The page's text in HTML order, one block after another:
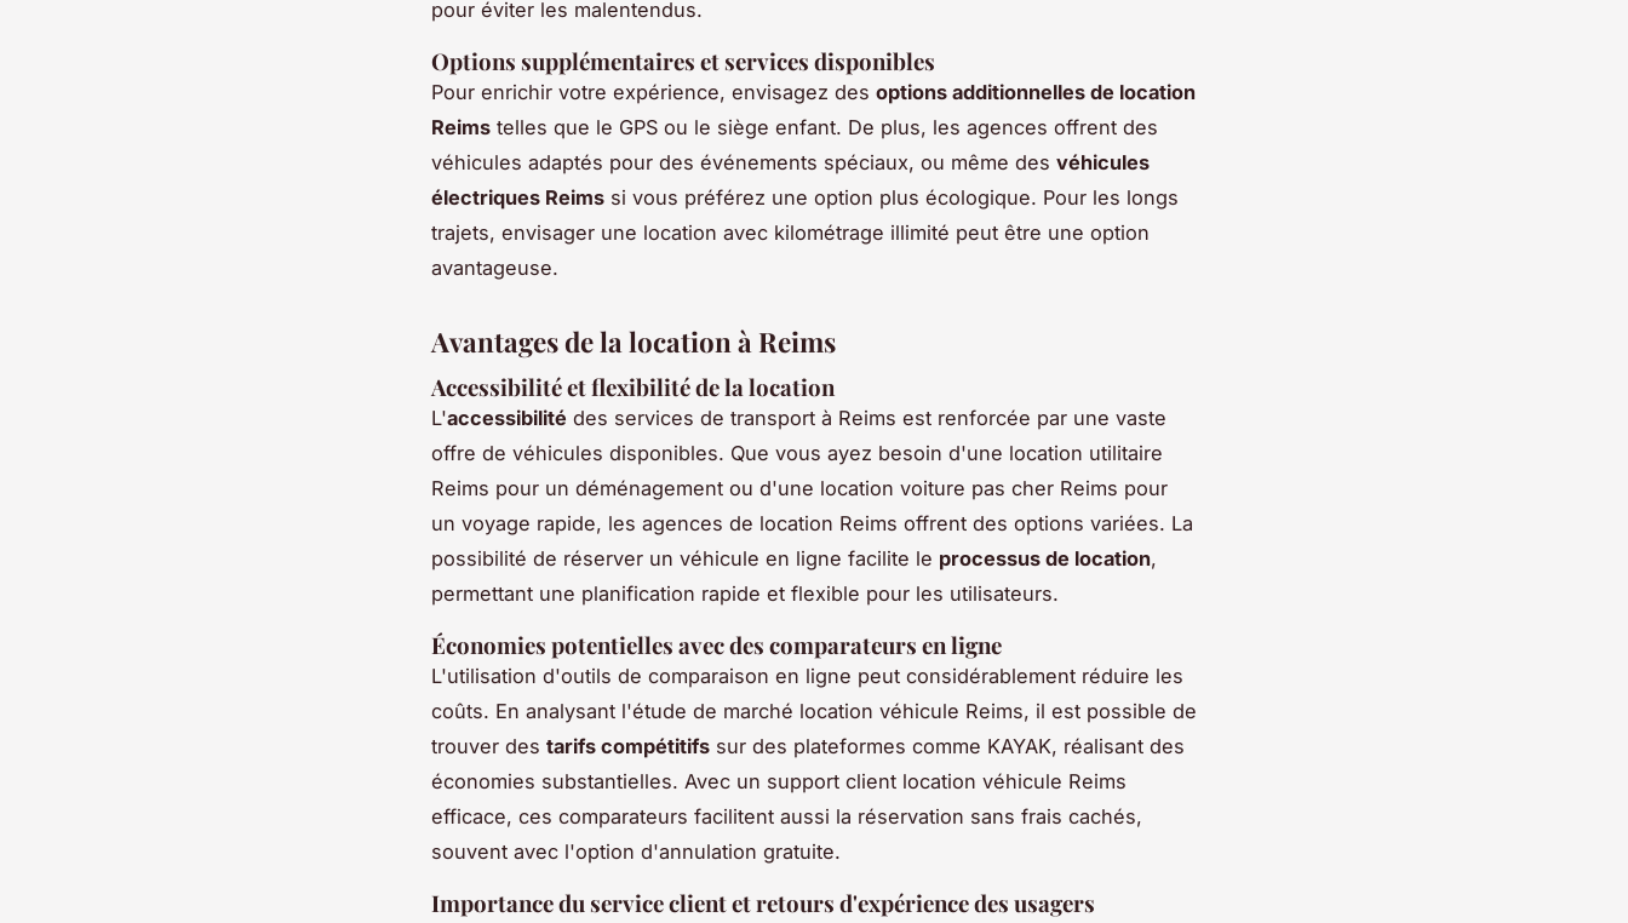
pour éviter les malentendus.
Options supplémentaires et services disponibles
Pour enrichir votre expérience, envisagez des options additionnelles de location
Reims telles que le GPS ou le siège enfant. De plus, les agences offrent des
véhicules adaptés pour des événements spéciaux, ou même des véhicules
électriques Reims si vous préférez une option plus écologique. Pour les longs
trajets, envisager une location avec kilométrage illimité peut être une option
avantageuse.
Avantages de la location à Reims
Accessibilité et flexibilité de la location
L'accessibilité des services de transport à Reims est renforcée par une vaste
offre de véhicules disponibles. Que vous ayez besoin d'une location utilitaire
Reims pour un déménagement ou d'une location voiture pas cher Reims pour
un voyage rapide, les agences de location Reims offrent des options variées. La
possibilité de réserver un véhicule en ligne facilite le processus de location,
permettant une planification rapide et flexible pour les utilisateurs.
Économies potentielles avec des comparateurs en ligne
L'utilisation d'outils de comparaison en ligne peut considérablement réduire les
coûts. En analysant l'étude de marché location véhicule Reims, il est possible de
trouver des tarifs compétitifs sur des plateformes comme KAYAK, réalisant des
économies substantielles. Avec un support client location véhicule Reims
efficace, ces comparateurs facilitent aussi la réservation sans frais cachés,
souvent avec l'option d'annulation gratuite.
Importance du service client et retours d'expérience des usagers